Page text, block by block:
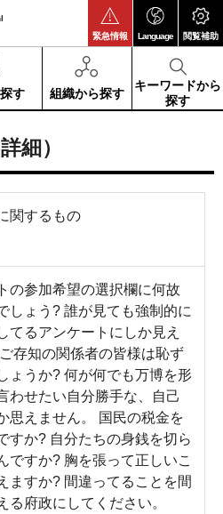
緊急情報 Language 閲覧補助
す 組織から探す
キーワードから
探す
細）
関するもの
の参加希望の選択欄に何故
しょう? 誰が見ても強制的に
てるアンケートにしか見え
存知の関係者の皆様は恥ず
ょうか? 何が何でも万博を形
わせたい自分勝手な、自己
思えません。 国民の税金を
すか? 自分たちの身銭を切ら
ですか? 胸を張って正しいこ
ますか? 間違ってることを間
る府政にしてください。